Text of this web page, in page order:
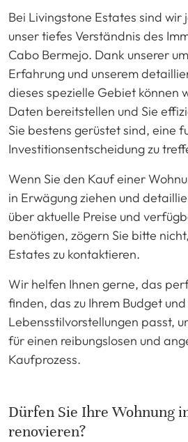
Bei Livingstone Estates sind wir
unser tiefes Verständnis des
Cabo Bermejo. Dank unserer
Erfahrung und unserem
dieses spezielle Gebiet können
Daten bereitstellen und Sie
Sie bestens gerüstet sind, eine
Investitionsentscheidung zu
Wenn Sie den Kauf einer
in Erwägung ziehen und
über aktuelle Preise und
benötigen, zögern Sie bitte
Estates zu kontaktieren.
Wir helfen Ihnen gerne, das
finden, das zu Ihrem Budget und
Lebensstilvorstellungen passt,
für einen reibungslosen und
Kaufprozess.
Dürfen Sie Ihre Wohnung
renovieren?